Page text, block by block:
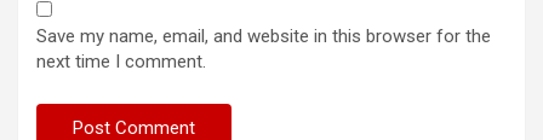
Save my name, email, and website in this browser for the
next time I comment.